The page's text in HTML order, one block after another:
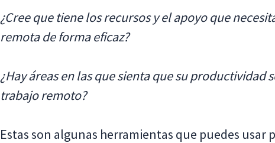
¿Cree que tiene los recursos y el apoyo que
remota de forma eficaz?
¿Hay áreas en las que sienta que su productividad
trabajo remoto?
Estas son algunas herramientas que puedes usar